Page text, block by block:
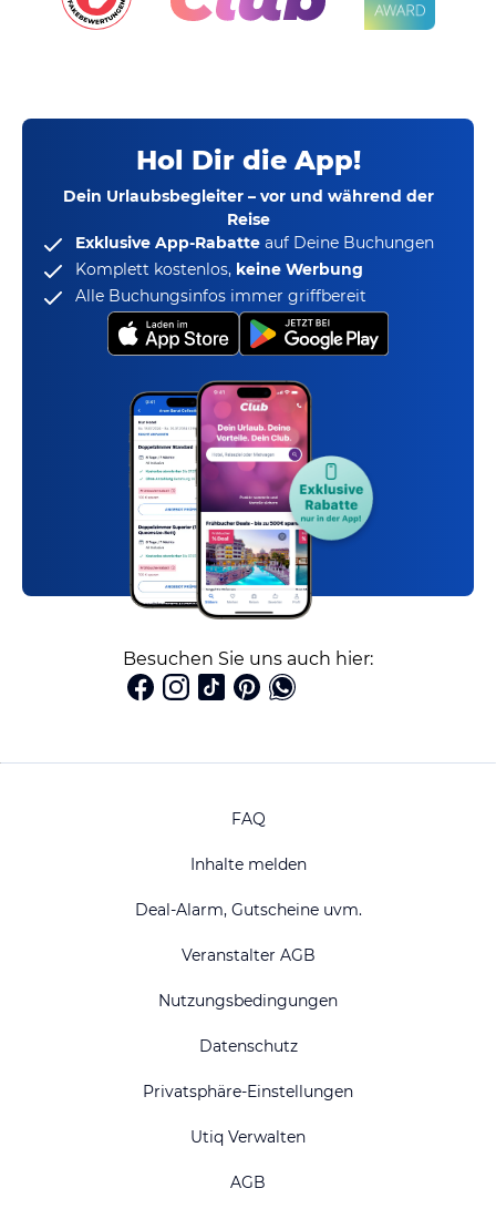
Hol Dir die App!
Dein Urlaubsbegleiter – vor und während der
Reise
Exklusive App-Rabatte auf Deine Buchungen
Komplett kostenlos, keine Werbung
Alle Buchungsinfos immer griffbereit
Besuchen Sie uns auch hier:
FAQ
Inhalte melden
Deal-Alarm, Gutscheine uvm.
Veranstalter AGB
Nutzungsbedingungen
Datenschutz
Privatsphäre-Einstellungen
Utiq Verwalten
AGB